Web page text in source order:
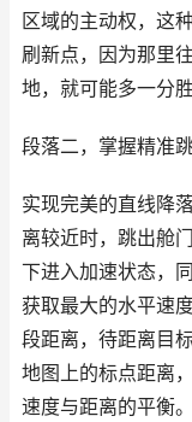
区域的主动权，这
刷新点，因为那里
地，就可能多一分胜
段落二，掌握精准
实现完美的直线降
离较近时，跳出舱
下进入加速状态，
获取最大的水平速
段距离，待距离目
地图上的标点距离
速度与距离的平衡。